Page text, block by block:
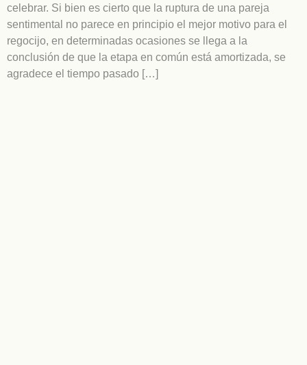
celebrar. Si bien es cierto que la ruptura de una pareja
sentimental no parece en principio el mejor motivo para el
regocijo, en determinadas ocasiones se llega a la
conclusión de que la etapa en común está amortizada, se
agradece el tiempo pasado […]